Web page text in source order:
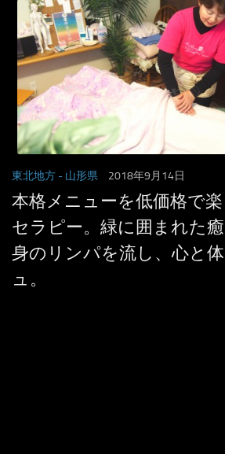
東北地方 - 山形県 2018年9月14日
本格メニューを低価格で
セラピー。緑に囲まれた
身のリンパを流し、心と
ュ。